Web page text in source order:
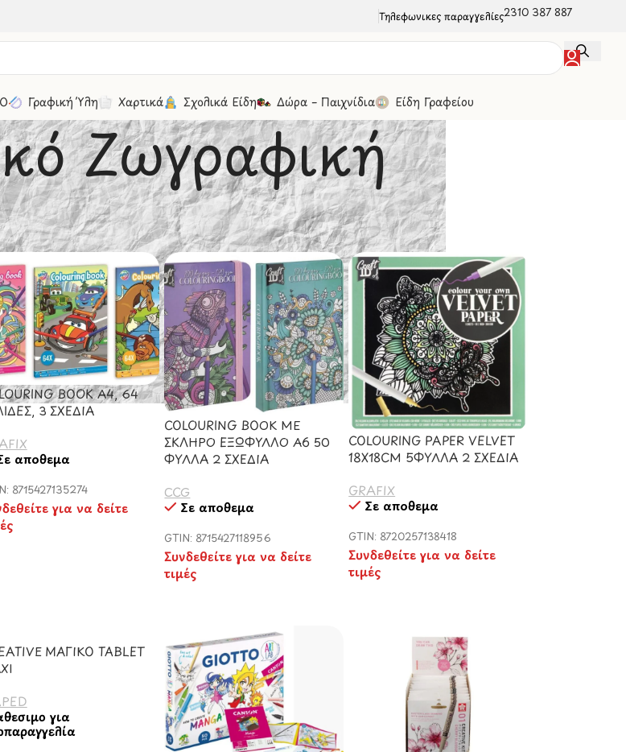
Τηλεφωνικές παραγγελίες2310 387 887
Γραφική Ύλη Χαρτικά Σχολικά Είδη Δώρα – Παιχνίδια Είδη Γραφείου
Ζωγραφική
/Δημιουργικό Ζωγραφική
BOOK A4, 64
3 ΣΧΕΔΙΑ
απόθεμα
8715427135274
για να δείτε
COLOURING BOOK ΜΕ
ΣΚΛΗΡΟ ΕΞΩΦΥΛΛΟ Α6 50
ΦΥΛΛΑ 2 ΣΧΕΔΙΑ
CCG
Σε απόθεμα
GTIN: 8715427118956
Συνδεθείτε για να δείτε
τιμές
COLOURING PAPER VELVET
18X18CM 5ΦΥΛΛΑ 2 ΣΧΕΔΙΑ
GRAFIX
Σε απόθεμα
GTIN: 8720257138418
Συνδεθείτε για να δείτε
τιμές
ΜΑΓΙΚΟ TABLET
για